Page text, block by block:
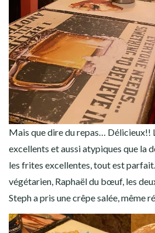
Mais que dire du repas… Délicieux!!
excellents et aussi atypiques que la
les frites excellentes, tout est parfait.
végétarien, Raphaël du bœuf, les
Steph a pris une crêpe salée, même